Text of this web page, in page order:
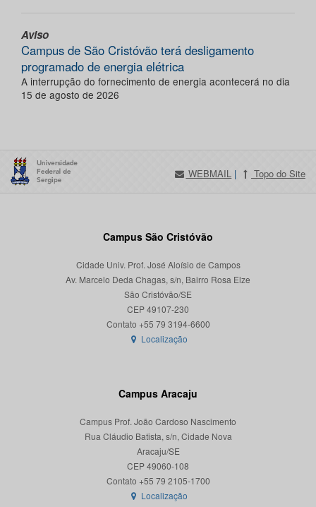
Aviso
Campus de São Cristóvão terá desligamento
programado de energia elétrica
A interrupção do fornecimento de energia acontecerá no dia
15 de agosto de 2026
WEBMAIL | Topo do Site
Campus São Cristóvão
Cidade Univ. Prof. José Aloísio de Campos
Av. Marcelo Deda Chagas, s/n, Bairro Rosa Elze
São Cristóvão/SE
CEP 49107-230
Localização
Campus Aracaju
Campus Prof. João Cardoso Nascimento
Rua Cláudio Batista, s/n, Cidade Nova
Aracaju/SE
CEP 49060-108
Localização